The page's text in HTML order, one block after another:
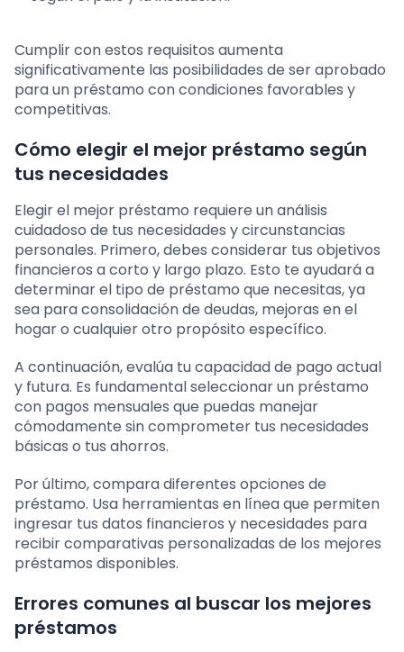
Cumplir con estos requisitos aumenta
significativamente las posibilidades de ser aprobado
para un préstamo con condiciones favorables y
competitivas.
Cómo elegir el mejor préstamo según
tus necesidades
Elegir el mejor préstamo requiere un análisis
cuidadoso de tus necesidades y circunstancias
personales. Primero, debes considerar tus objetivos
financieros a corto y largo plazo. Esto te ayudará a
determinar el tipo de préstamo que necesitas, ya
sea para consolidación de deudas, mejoras en el
hogar o cualquier otro propósito específico.
A continuación, evalúa tu capacidad de pago actual
y futura. Es fundamental seleccionar un préstamo
con pagos mensuales que puedas manejar
cómodamente sin comprometer tus necesidades
básicas o tus ahorros.
Por último, compara diferentes opciones de
préstamo. Usa herramientas en línea que permiten
ingresar tus datos financieros y necesidades para
recibir comparativas personalizadas de los mejores
préstamos disponibles.
Errores comunes al buscar los mejores
préstamos